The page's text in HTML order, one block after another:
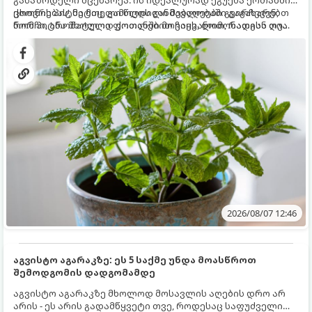
ცხოვრებას, მეტიც, გამოცდილი მებაღეები გვირჩევენ,
რომ პიტნა მხოლოდ ქოთანში მოვიყვანოთ, რადგან ღია
გრუნტში (ბაღში) დარგვისას ის ფესვებით ძალიან
სწრაფად ვრცელდება და სხვა მცენარეებს ავიწროებს.
ქოთნის პიტნა მთელი წლის განმავლობაში გაგახარებთ
ნორჩი, არომატული ფოთლებით ჩაის, ლიმონათისა თუ
კერძებისთვის.
2026/08/07 12:46
აგვისტო აგარაკზე: ეს 5 საქმე უნდა მოასწროთ
შემოდგომის დადგომამდე
აგვისტო აგარაკზე მხოლოდ მოსავლის აღების დრო არ
არის - ეს არის გადამწყვეტი თვე, როდესაც საფუძველი